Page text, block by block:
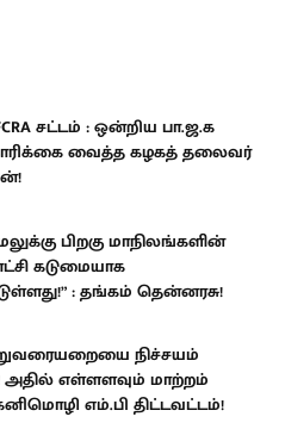
சட்டம் : ஒன்றிய பா.ஜ.க
வைத்த கழகத் தலைவர்
பிறகு மாநிலங்களின்
கடுமையாக
: தங்கம் தென்னரசு!
நிச்சயம்
அதில் எள்ளளவும் மாற்றம்
எம்.பி திட்டவட்டம்!